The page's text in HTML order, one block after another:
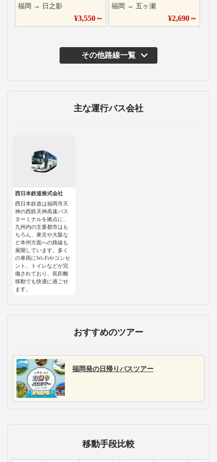
福岡 → 日之影
¥3,550～
福岡 →五ヶ瀬
¥2,690～
その他路線一覧
主な運行バス会社
西日本鉄道株式会社
西日本鉄道は福岡市天
神の西鉄天神高速バス
ターミナルを拠点に、
九州内の主要都市はも
ちろん、東京や大阪な
ど本州方面への路線も
展開しています。多く
の車両にWi-Fiやコンセ
ント、トイレなどが完
備されており、長距離
移動でも快適に過ごせ
ます。
おすすめのツアー
福岡発の日帰りバスツアー
移動手段比較